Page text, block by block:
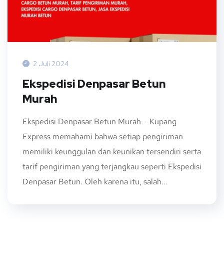
2 Juli 2024
Ekspedisi Denpasar Betun
Murah
Ekspedisi Denpasar Betun Murah – Kupang
Express memahami bahwa setiap pengiriman
memiliki keunggulan dan keunikan tersendiri serta
tarif pengiriman yang terjangkau seperti Ekspedisi
Denpasar Betun. Oleh karena itu, salah...